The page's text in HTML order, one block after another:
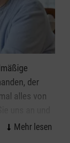
der
alles von
in.